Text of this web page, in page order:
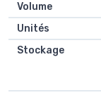
Volume
Unités
Stockage